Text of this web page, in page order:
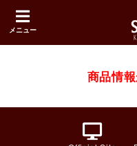
メニュー
商品情